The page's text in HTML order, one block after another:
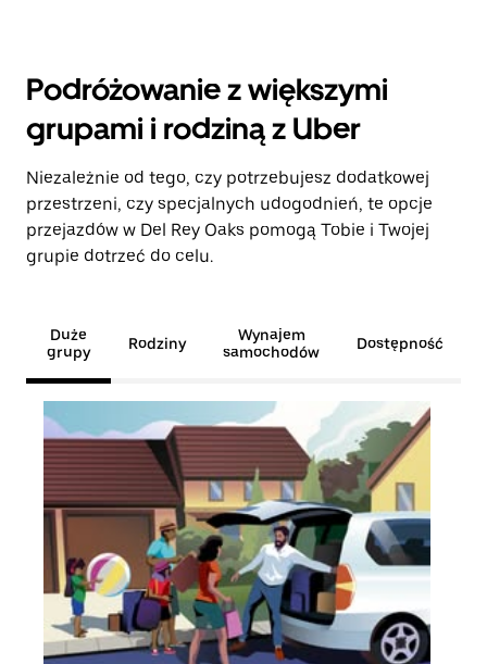
Podróżowanie z większymi
grupami i rodziną z Uber
Niezależnie od tego, czy potrzebujesz dodatkowej
przestrzeni, czy specjalnych udogodnień, te opcje
przejazdów w Del Rey Oaks pomogą Tobie i Twojej
grupie dotrzeć do celu.
Duże
grupy
Rodziny
Wynajem
samochodów
Dostępność